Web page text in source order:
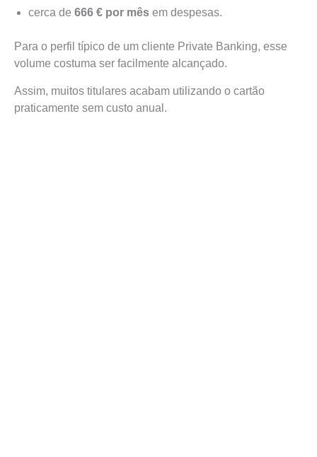
cerca de 666 € por mês em despesas.
Para o perfil típico de um cliente Private Banking, esse
volume costuma ser facilmente alcançado.
Assim, muitos titulares acabam utilizando o cartão
praticamente sem custo anual.